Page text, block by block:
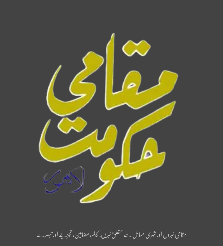
مقامی خبروں اور شہری مسائل سے متعلق خبریں، کالم، مضامین، تجزیے اور تبصرے